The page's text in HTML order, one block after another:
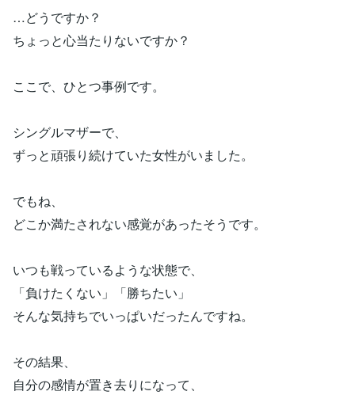
…どうですか？
ちょっと心当たりないですか？
ここで、ひとつ事例です。
シングルマザーで、
ずっと頑張り続けていた女性がいました。
でもね、
どこか満たされない感覚があったそうです。
いつも戦っているような状態で、
「負けたくない」「勝ちたい」
そんな気持ちでいっぱいだったんですね。
その結果、
自分の感情が置き去りになって、